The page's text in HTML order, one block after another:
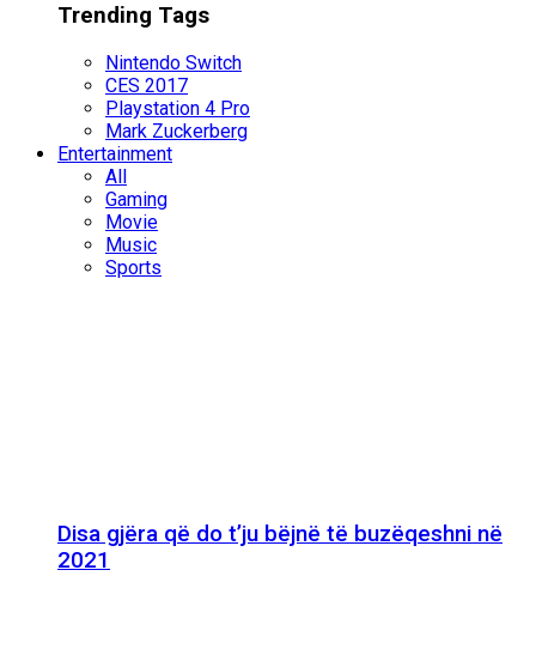
Trending Tags
Nintendo Switch
CES 2017
Playstation 4 Pro
Mark Zuckerberg
Entertainment
All
Gaming
Movie
Music
Sports
Disa gjëra që do t’ju bëjnë të buzëqeshni në
2021